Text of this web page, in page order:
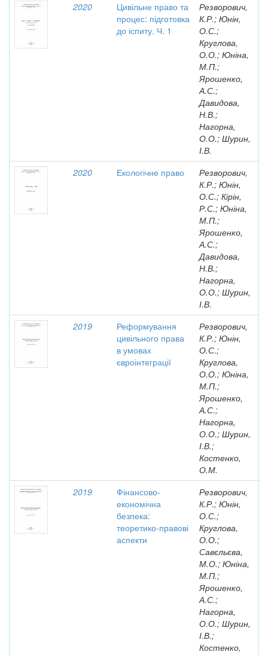
2020
Цивільне право та
процес: підготовка
до іспиту. Ч. 1
Резворович,
К.Р.; Юнін,
О.С.;
Круглова,
О.О.; Юніна,
М.П.;
Ярошенко,
А.С.;
Давидова,
Н.В.;
Нагорна,
О.О.; Шурин,
І.В.
2020
Екологічне право
Резворович,
К.Р.; Юнін,
О.С.; Кірін,
Р.С.; Юніна,
М.П.;
Ярошенко,
А.С.;
Давидова,
Н.В.;
Нагорна,
О.О.; Шурин,
І.В.
2019
Реформування
цивільного права
в умовах
євроінтеграції
Резворович,
К.Р.; Юнін,
О.С.;
Круглова,
О.О.; Юніна,
М.П.;
Ярошенко,
А.С.;
Нагорна,
О.О.; Шурин,
І.В.;
Костенко,
О.М.
2019
Фінансово-
економічна
безпека:
теоретико-правові
аспекти
Резворович,
К.Р.; Юнін,
О.С.;
Круглова,
О.О.;
Савєльєва,
М.О.; Юніна,
М.П.;
Ярошенко,
А.С.;
Нагорна,
О.О.; Шурин,
І.В.;
Костенко,